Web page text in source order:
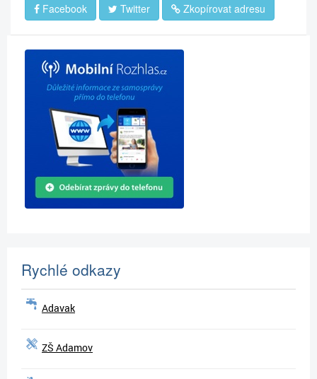
Facebook Twitter Zkopírovat adresu
Rychlé odkazy
Adavak
ZŠ Adamov